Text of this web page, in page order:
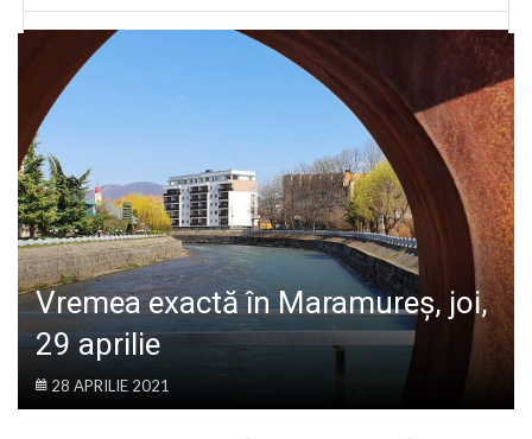
SANATATE
SPORT
SPECIAL
POLITIC
LIFE
Vremea exactă în Maramureș, joi,
29 aprilie
28 APRILIE 2021